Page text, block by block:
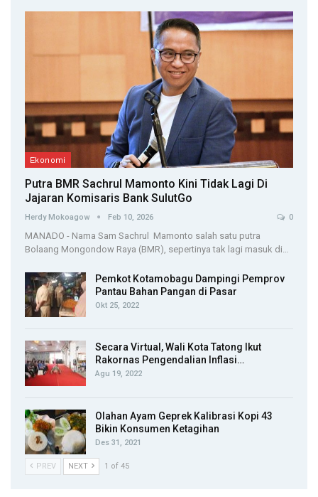
Ekonomi
Putra BMR Sachrul Mamonto Kini Tidak Lagi Di
Jajaran Komisaris Bank SulutGo
Herdy Mokoagow Feb 10, 2026 0
MANADO - Nama Sam Sachrul Mamonto salah satu putra
Bolaang Mongondow Raya (BMR), sepertinya tak lagi masuk di…
Pemkot Kotamobagu Dampingi Pemprov
Pantau Bahan Pangan di Pasar
Okt 25, 2022
Secara Virtual, Wali Kota Tatong Ikut
Rakornas Pengendalian Inflasi…
Agu 19, 2022
Olahan Ayam Geprek Kalibrasi Kopi 43
Bikin Konsumen Ketagihan
Des 31, 2021
PREV NEXT 1 of 45